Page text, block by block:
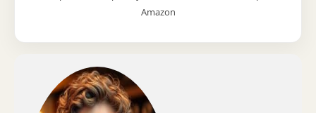
haut sont idéales pour servir à la fois 3 à
4 onces de vin fortifié et aromatique de 5
port vintage, Sherry, Mère. Eira,
Moscaté, Vin Santo, Sauterne, Ice Wine,
Limoncello, Amaro. Mini verres à vin :
conformes aux exigences de la norme
Amazon